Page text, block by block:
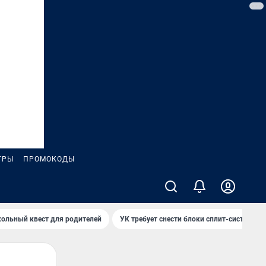
ПРОМОКОДЫ
квест для родителей УК требует снести блоки сплит-систем